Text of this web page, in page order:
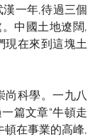
一年,待過三個
中國土地遼闊,
現在來到這塊土
尚科學。一九八
篇文章“牛頓走
頓在事業的高峰,